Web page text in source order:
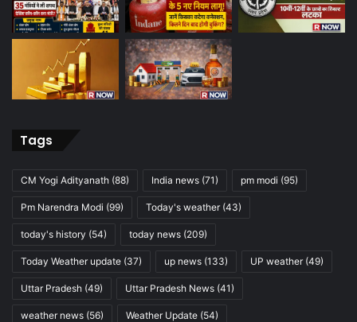
Tags
CM Yogi Adityanath (88) India news (71) pm modi (95)
Pm Narendra Modi (99) Today's weather(43)
today's history (54) today news (209)
Today Weather update (37) up news (133) UP weather(49)
Uttar Pradesh (49) Uttar Pradesh News (41)
weather news (56) Weather Update (54)